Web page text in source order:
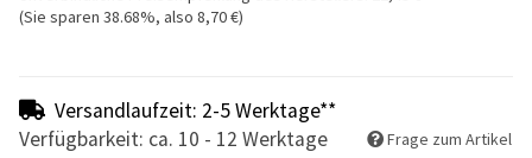
(Sie sparen 38.68%, also 8,70 €)
Versandlaufzeit: 2-5 Werktage**
Verfügbarkeit: ca. 10 - 12 Werktage
Frage zum Artikel